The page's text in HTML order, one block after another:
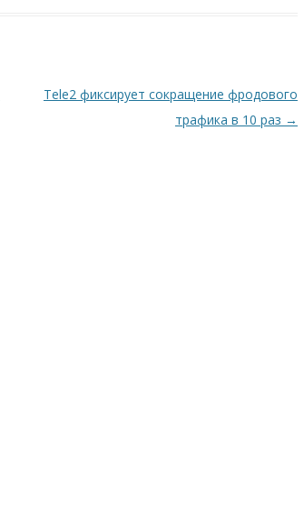
Tele2 фиксирует сокращение фродового
трафика в 10 раз →